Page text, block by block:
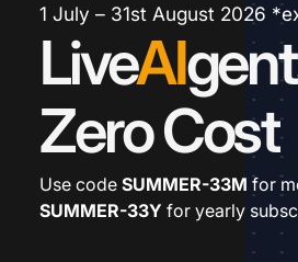
1 July – 31st August 2026
LiveAI
Zero Cost
Use code SUMMER-33M for
SUMMER-33Y for yearly